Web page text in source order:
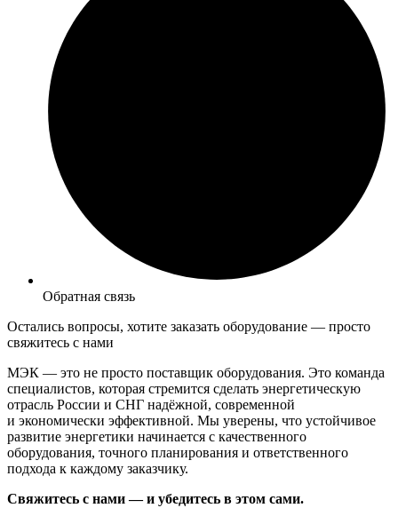
Обратная связь
Остались вопросы, хотите заказать оборудование — просто
свяжитесь с нами
МЭК — это не просто поставщик оборудования. Это команда
специалистов, которая стремится сделать энергетическую
отрасль России и СНГ надёжной, современной
и экономически эффективной. Мы уверены, что устойчивое
развитие энергетики начинается с качественного
оборудования, точного планирования и ответственного
подхода к каждому заказчику.
Свяжитесь с нами — и убедитесь в этом сами.